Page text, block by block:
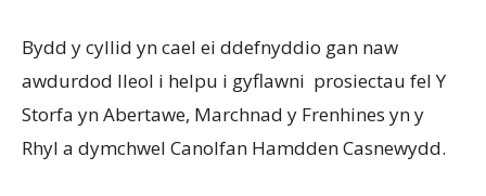
Bydd y cyllid yn cael ei ddefnyddio gan naw
awdurdod lleol i helpu i gyflawni prosiectau fel Y
Storfa yn Abertawe, Marchnad y Frenhines yn y
Rhyl a dymchwel Canolfan Hamdden Casnewydd.